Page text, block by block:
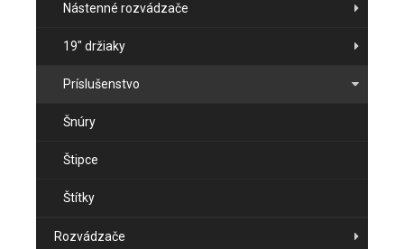
Nástenné rozvádzače
19" držiaky
Príslušenstvo
Šnúry
Štipce
Štítky
Rozvádzače